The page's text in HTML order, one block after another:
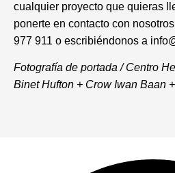
cualquier proyecto que quieras
ponerte en contacto con
977 911 o escribiéndonos a
Fotografía de portada / Centro
Binet Hufton + Crow Iwan Baan